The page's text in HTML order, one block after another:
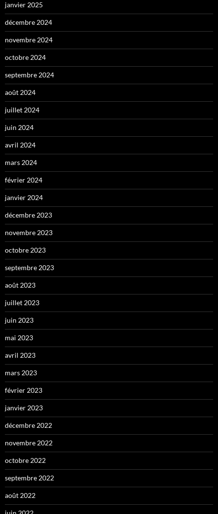
janvier 2025
décembre 2024
novembre 2024
octobre 2024
septembre 2024
août 2024
juillet 2024
juin 2024
avril 2024
mars 2024
février 2024
janvier 2024
décembre 2023
novembre 2023
octobre 2023
septembre 2023
août 2023
juillet 2023
juin 2023
mai 2023
avril 2023
mars 2023
février 2023
janvier 2023
décembre 2022
novembre 2022
octobre 2022
septembre 2022
août 2022